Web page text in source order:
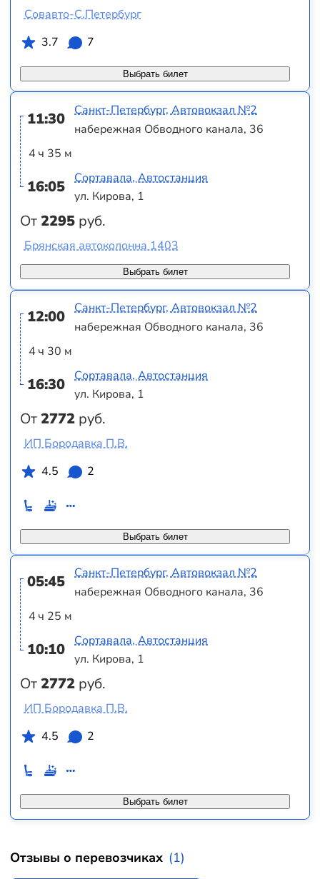
Выбрать билет
Совавто-С.Петербург
3.7
7
11:30
4 ч 35 м
16:05
От2295 руб.
Санкт-Петербург, Автовокзал №2
набережная Обводного канала, 36
Сортавала, Автостанция
ул. Кирова, 1
Выбрать билет
Брянская автоколонна 1403
12:00
4 ч 30 м
16:30
От2772 руб.
Санкт-Петербург, Автовокзал №2
набережная Обводного канала, 36
Сортавала, Автостанция
ул. Кирова, 1
Выбрать билет
ИП Бородавка П.В.
4.5
2
05:45
4 ч 25 м
10:10
От2772 руб.
Санкт-Петербург, Автовокзал №2
набережная Обводного канала, 36
Сортавала, Автостанция
ул. Кирова, 1
Выбрать билет
ИП Бородавка П.В.
4.5
2
Отзывы о перевозчиках (1)